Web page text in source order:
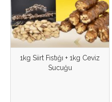
1kg Siirt Fıstığı + 1kg Ceviz
Sucuğu